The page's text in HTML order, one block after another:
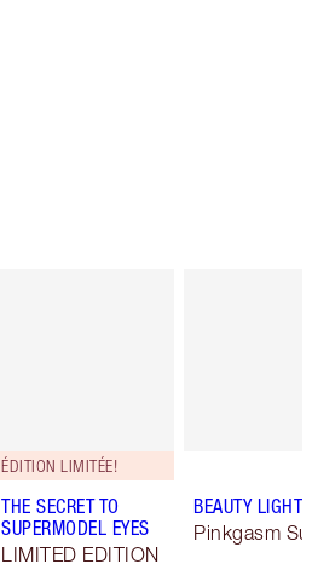
ÉDITION LIMITÉE!
THE SECRET TO
SUPERMODEL EYES
LIMITED EDITION
BEAUTY LIGHT
Pinkgasm